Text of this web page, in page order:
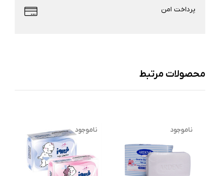
پرداخت امن
محصولات مرتبط
ناموجود ناموجود